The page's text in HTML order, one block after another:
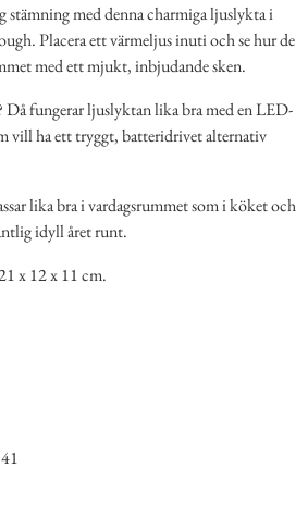
stämning med denna charmiga ljuslykta i
Placera ett värmeljus inuti och se hur de
med ett mjukt, inbjudande sken.
Då fungerar ljuslyktan lika bra med en LED-
vill ha ett tryggt, batteridrivet alternativ
lika bra i vardagsrummet som i köket och
idyll året runt.
x 12 x 11 cm.